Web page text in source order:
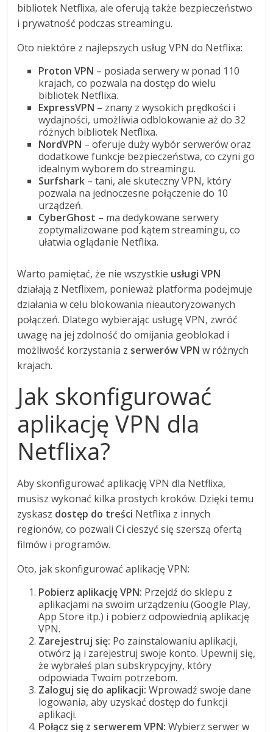
bibliotek Netflixa, ale oferują także bezpieczeństwo
i prywatność podczas streamingu.
Oto niektóre z najlepszych usług VPN do Netflixa:
Proton VPN – posiada serwery w ponad 110
krajach, co pozwala na dostęp do wielu
bibliotek Netflixa.
ExpressVPN – znany z wysokich prędkości i
wydajności, umożliwia odblokowanie aż do 32
różnych bibliotek Netflixa.
NordVPN – oferuje duży wybór serwerów oraz
dodatkowe funkcje bezpieczeństwa, co czyni go
idealnym wyborem do streamingu.
Surfshark – tani, ale skuteczny VPN, który
pozwala na jednoczesne połączenie do 10
urządzeń.
CyberGhost – ma dedykowane serwery
zoptymalizowane pod kątem streamingu, co
ułatwia oglądanie Netflixa.
Warto pamiętać, że nie wszystkie usługi VPN
działają z Netflixem, ponieważ platforma podejmuje
działania w celu blokowania nieautoryzowanych
połączeń. Dlatego wybierając usługę VPN, zwróć
uwagę na jej zdolność do omijania geoblokad i
możliwość korzystania z serwerów VPN w różnych
krajach.
Jak skonfigurować
aplikację VPN dla
Netflixa?
Aby skonfigurować aplikację VPN dla Netflixa,
musisz wykonać kilka prostych kroków. Dzięki temu
zyskasz dostęp do treści Netflixa z innych
regionów, co pozwali Ci cieszyć się szerszą ofertą
filmów i programów.
Oto, jak skonfigurować aplikację VPN:
Pobierz aplikację VPN: Przejdź do sklepu z
aplikacjami na swoim urządzeniu (Google Play,
App Store itp.) i pobierz odpowiednią aplikację
VPN.
Zarejestruj się: Po zainstalowaniu aplikacji,
otwórz ją i zarejestruj swoje konto. Upewnij się,
że wybrałeś plan subskrypcyjny, który
odpowiada Twoim potrzebom.
Zaloguj się do aplikacji: Wprowadź swoje dane
logowania, aby uzyskać dostęp do funkcji
aplikacji.
Połącz się z serwerem VPN: Wybierz serwer w